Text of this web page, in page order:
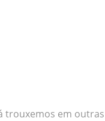
trouxemos em